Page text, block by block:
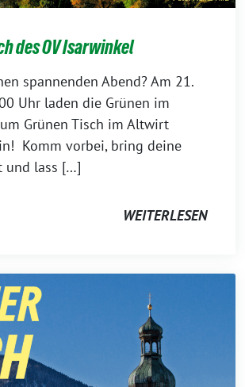
des OV Isarwinkel
spannenden Abend? Am 21.
Uhr laden die Grünen im
Grünen Tisch im Altwirt
Komm vorbei, bring deine
und lass […]
WEITERLESEN